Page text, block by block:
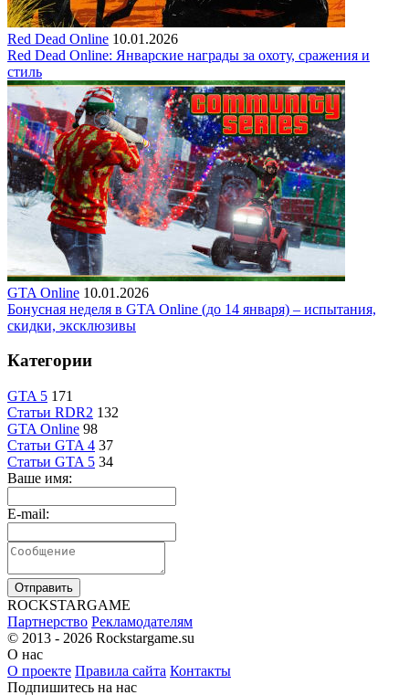
Red Dead Online 10.01.2026
Red Dead Online: Январские награды за охоту, сражения и
стиль
GTA Online 10.01.2026
Бонусная неделя в GTA Online (до 14 января) – испытания,
скидки, эксклюзивы
Категории
GTA 5 171
Статьи RDR2 132
GTA Online 98
Статьи GTA 4 37
Статьи GTA 5 34
Ваше имя:
E-mail:
Отправить
ROCKSTARGAME
Партнерство Рекламодателям
© 2013 - 2026 Rockstargame.su
О нас
О проекте Правила сайта Контакты
Подпишитесь на нас